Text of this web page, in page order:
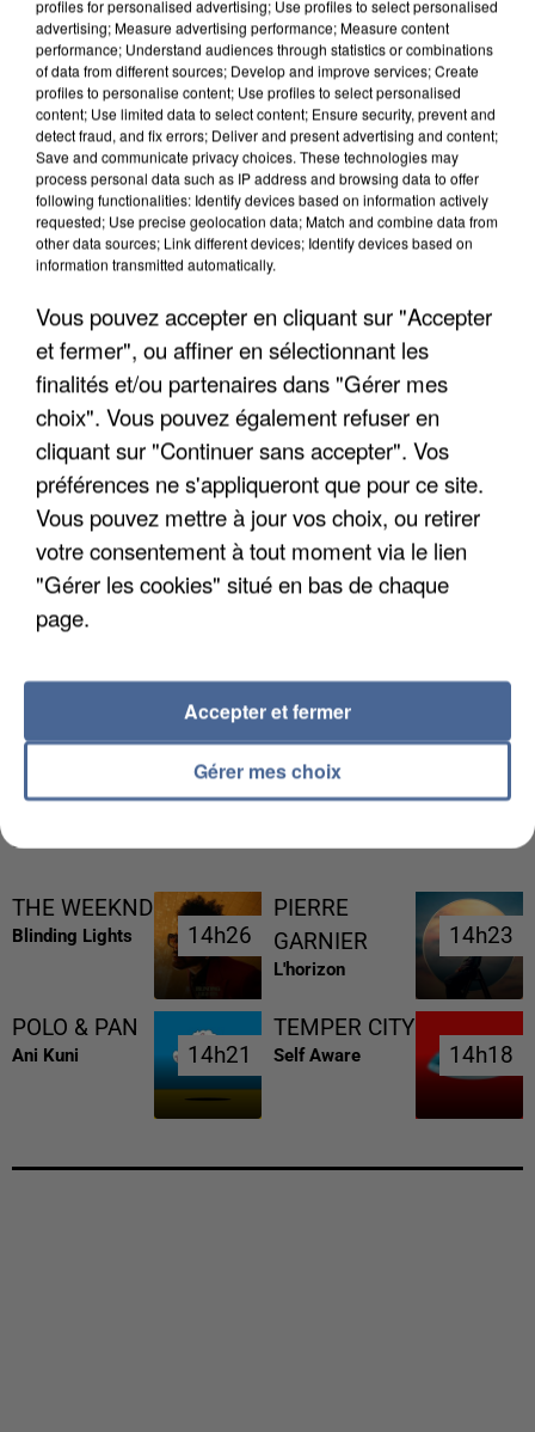
UN SECOND CADRE DE LA DZ MAFIA
INTERPELLÉ EN ALGÉRIE
UNE TOURISTE DE L’OISE EMPORTÉE PAR UNE
COULÉE DE BOUE EN HAUTE-SAVOIE
RÉCEMMENT DIFFUSÉ
THE WEEKND
Blinding Lights 14h26
14h26
PIERRE
GARNIER
L'horizon
14h23
14h23
POLO & PAN
Ani Kuni 14h21
14h21
TEMPER CITY
Self Aware 14h18
14h18
profiles for personalised advertising; Use profiles to select personalised
advertising; Measure advertising performance; Measure content
performance; Understand audiences through statistics or combinations
of data from different sources; Develop and improve services; Create
profiles to personalise content; Use profiles to select personalised
content; Use limited data to select content; Ensure security, prevent and
detect fraud, and fix errors; Deliver and present advertising and content;
Save and communicate privacy choices. These technologies may
process personal data such as IP address and browsing data to offer
following functionalities: Identify devices based on information actively
requested; Use precise geolocation data; Match and combine data from
other data sources; Link different devices; Identify devices based on
information transmitted automatically.
Vous pouvez accepter en cliquant sur "Accepter
et fermer", ou affiner en sélectionnant les
finalités et/ou partenaires dans "Gérer mes
choix". Vous pouvez également refuser en
cliquant sur "Continuer sans accepter". Vos
préférences ne s'appliqueront que pour ce site.
Vous pouvez mettre à jour vos choix, ou retirer
votre consentement à tout moment via le lien
"Gérer les cookies" situé en bas de chaque
page.
Gérer mes choix
Accepter et fermer